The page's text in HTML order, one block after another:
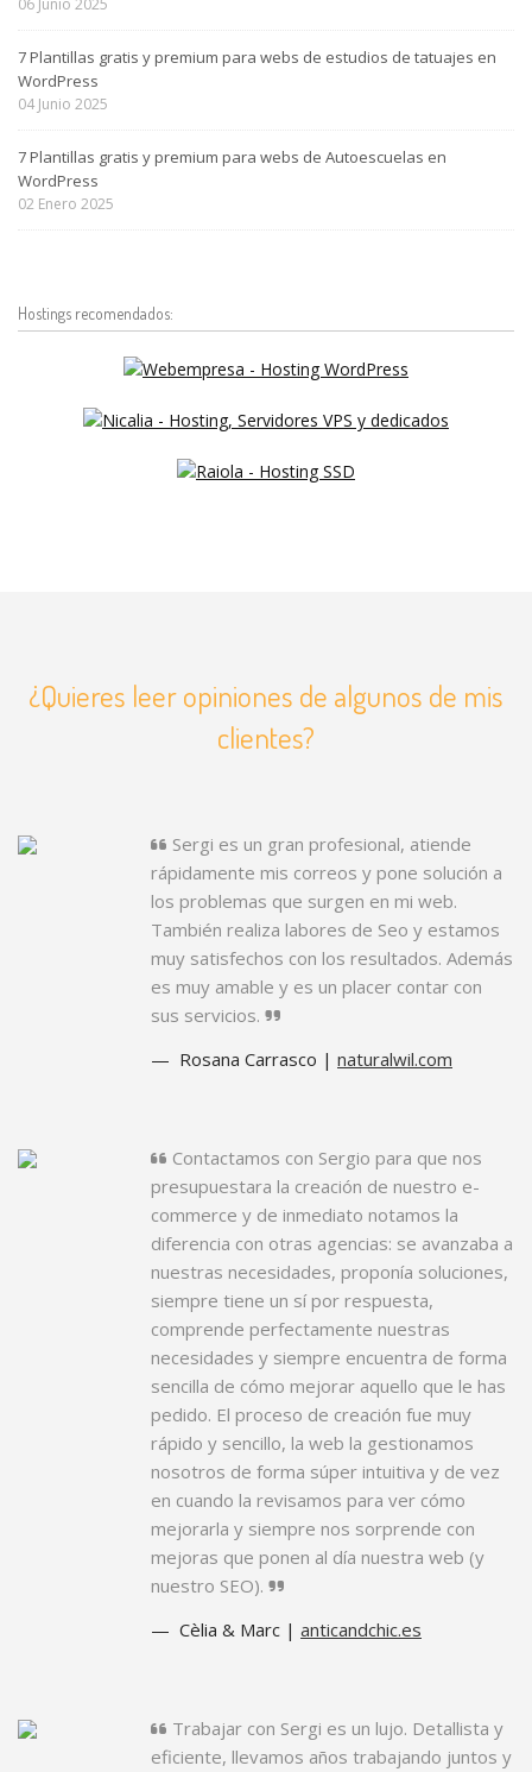
7 Plantillas gratis y premium para webs de estudios de tatuajes en
WordPress
04 Junio 2025
7 Plantillas gratis y premium para webs de Autoescuelas en
WordPress
02 Enero 2025
Hostings recomendados:
¿Quieres leer opiniones de algunos de mis
clientes?
Sergi es un gran profesional, atiende
rápidamente mis correos y pone solución a
los problemas que surgen en mi web.
También realiza labores de Seo y estamos
muy satisfechos con los resultados. Además
es muy amable y es un placer contar con
sus servicios.
Rosana Carrasco | naturalwil.com
Contactamos con Sergio para que nos
presupuestara la creación de nuestro e-
commerce y de inmediato notamos la
diferencia con otras agencias: se avanzaba a
nuestras necesidades, proponía soluciones,
siempre tiene un sí por respuesta,
comprende perfectamente nuestras
necesidades y siempre encuentra de forma
sencilla de cómo mejorar aquello que le has
pedido. El proceso de creación fue muy
rápido y sencillo, la web la gestionamos
nosotros de forma súper intuitiva y de vez
en cuando la revisamos para ver cómo
mejorarla y siempre nos sorprende con
mejoras que ponen al día nuestra web (y
nuestro SEO).
Cèlia & Marc | anticandchic.es
Trabajar con Sergi es un lujo. Detallista y
eficiente, llevamos años trabajando juntos y